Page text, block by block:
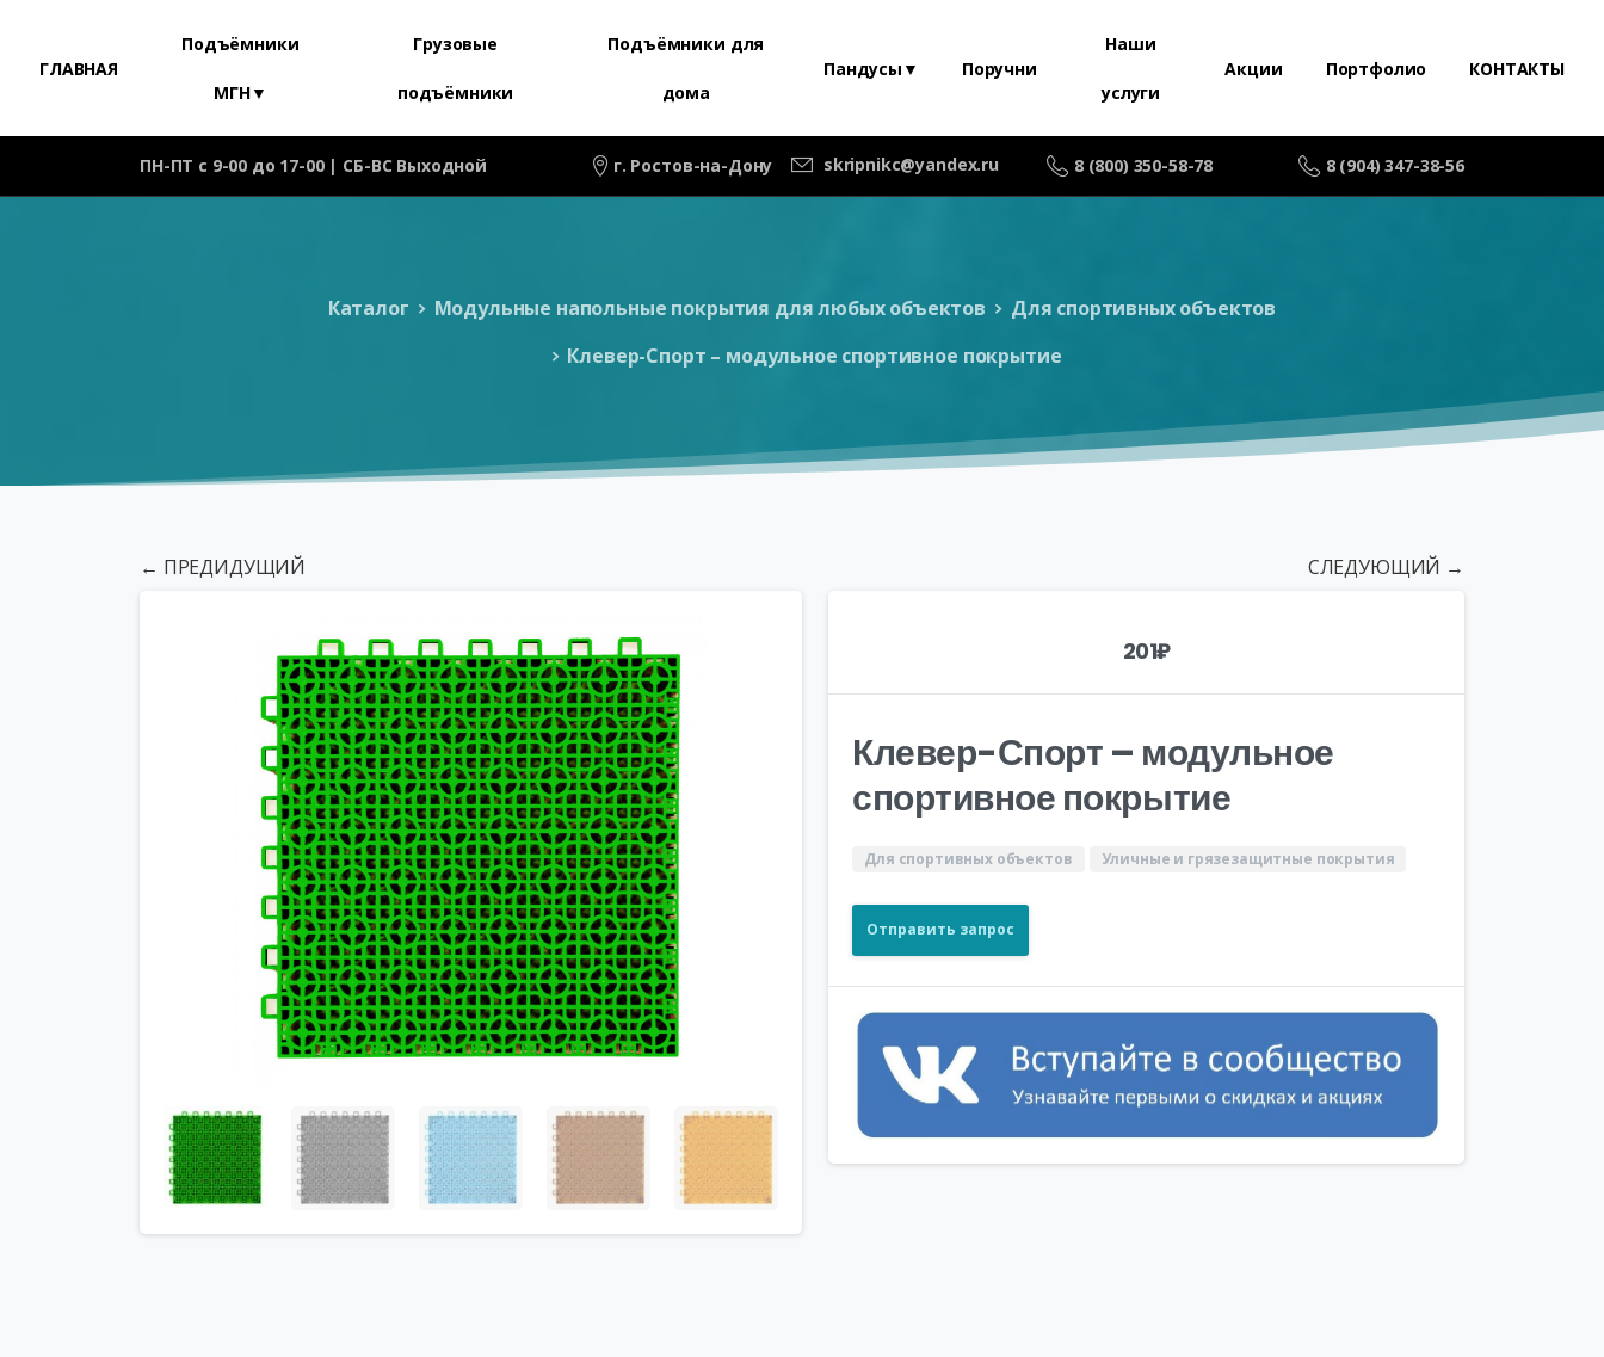
ГЛАВНАЯ
Подъёмники
МГН▼
Грузовые
подъёмники
Подъёмники для
дома
Пандусы▼ Поручни
Наши
услуги
Акции Портфолио КОНТАКТЫ
ПН-ПТ с 9-00 до 17-00 | СБ-ВС Выходной г. Ростов-на-Дону skripnikc@yandex.ru 8 (800) 350-58-78 8 (904) 347-38-56
Каталог Модульные напольные покрытия для любых объектов
Для спортивных объектов
Клевер-Спорт – модульное спортивное покрытие
← ПРЕДИДУЩИЙ СЛЕДУЮЩИЙ →
201₽
Клевер-Спорт – модульное
спортивное покрытие
Для спортивных объектов Уличные и грязезащитные покрытия
Отправить запрос